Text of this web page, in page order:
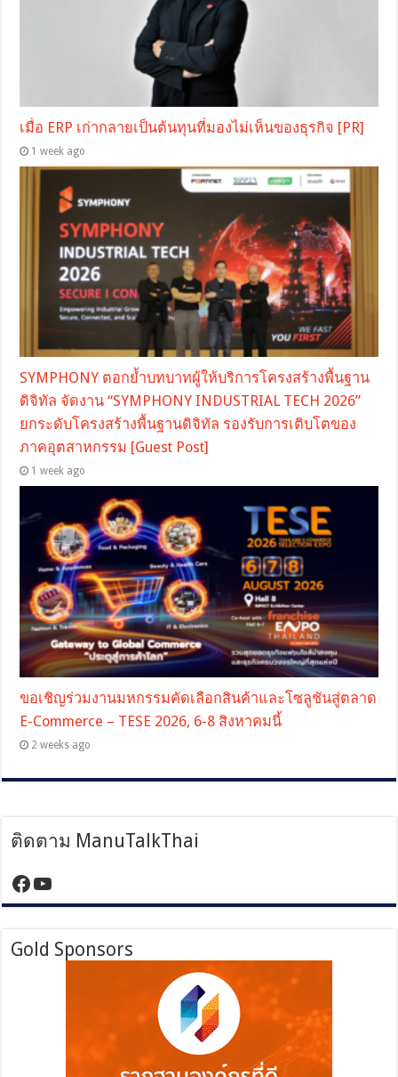
เมื่อ ERP เก่ากลายเป็นต้นทุนที่มองไม่เห็นของธุรกิจ [PR]
1 week ago
SYMPHONY ตอกย้ำบทบาทผู้ให้บริการโครงสร้างพื้นฐาน
ดิจิทัล จัดงาน “SYMPHONY INDUSTRIAL TECH 2026”
ยกระดับโครงสร้างพื้นฐานดิจิทัล รองรับการเติบโตของ
ภาคอุตสาหกรรม [Guest Post]
1 week ago
ขอเชิญร่วมงานมหกรรมคัดเลือกสินค้าและโซลูชันสู่ตลาด
E-Commerce – TESE 2026, 6-8 สิงหาคมนี้
2 weeks ago
ติดตาม ManuTalkThai
https://www.facebook.com/
YouTube
Gold Sponsors